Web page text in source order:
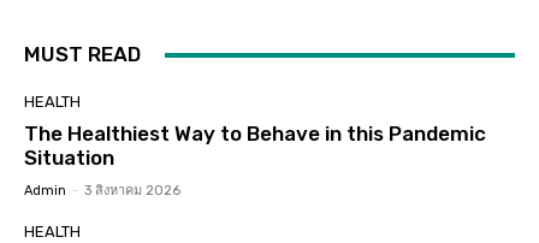
MUST READ
HEALTH
The Healthiest Way to Behave in this Pandemic
Situation
Admin - 3 สิงหาคม 2026
HEALTH